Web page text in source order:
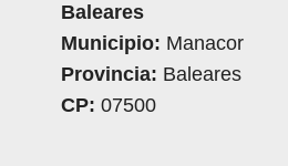
Baleares
Municipio: Manacor
Provincia: Baleares
CP: 07500